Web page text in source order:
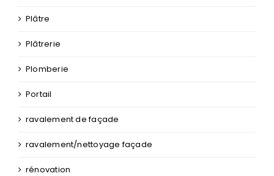
Plâtre
Plâtrerie
Plomberie
Portail
ravalement de façade
ravalement/nettoyage façade
rénovation